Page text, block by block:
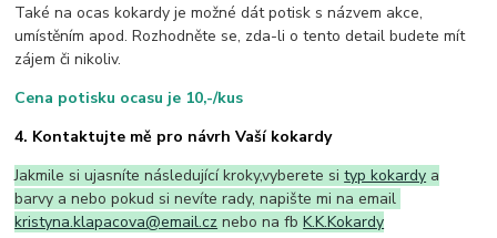
Také na ocas kokardy je možné dát potisk s názvem akce,
umístěním apod. Rozhodněte se, zda-li o tento detail budete mít
zájem či nikoliv.
Cena potisku ocasu je 10,-/kus
4. Kontaktujte mě pro návrh Vaší kokardy
Jakmile si ujasníte následující kroky,vyberete sityp kokardy a
barvy a nebo pokud si nevíte rady, napište mi na email
kristyna.klapacova@email.cz nebo na fbK.K.Kokardy